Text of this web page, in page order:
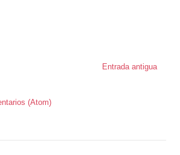
Entrada antigua
(Atom)